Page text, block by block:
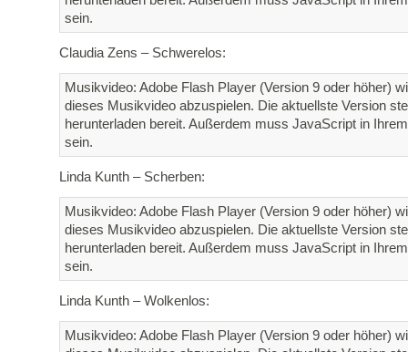
sein.
Claudia Zens – Schwerelos:
Musikvideo: Adobe Flash Player (Version 9 oder höher)
dieses Musikvideo abzuspielen. Die aktuellste Version
herunterladen bereit. Außerdem muss JavaScript in
sein.
Linda Kunth – Scherben:
Musikvideo: Adobe Flash Player (Version 9 oder höher)
dieses Musikvideo abzuspielen. Die aktuellste Version
herunterladen bereit. Außerdem muss JavaScript in
sein.
Linda Kunth – Wolkenlos:
Musikvideo: Adobe Flash Player (Version 9 oder höher)